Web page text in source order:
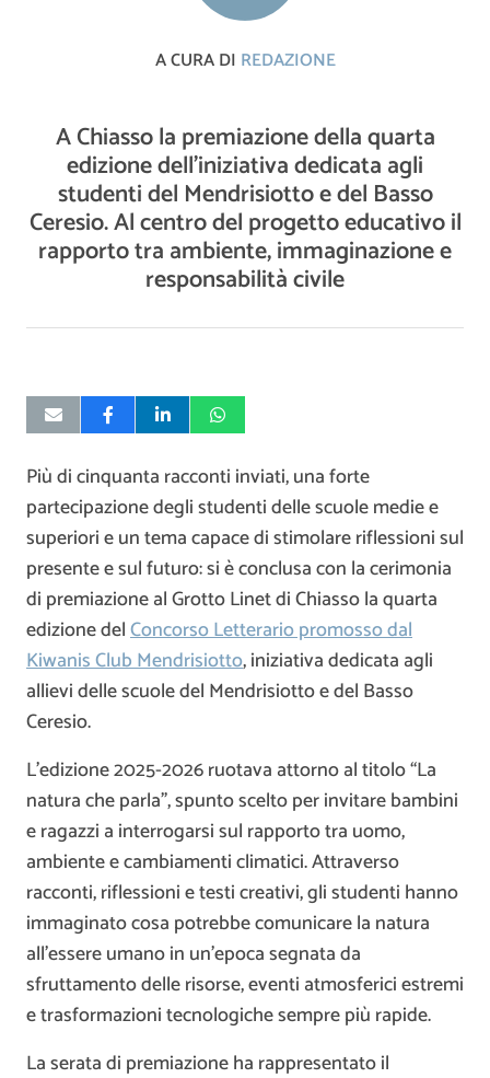
A CURA DI REDAZIONE
A Chiasso la premiazione della quarta
edizione dell’iniziativa dedicata agli
studenti del Mendrisiotto e del Basso
Ceresio. Al centro del progetto educativo il
rapporto tra ambiente, immaginazione e
responsabilità civile
Più di cinquanta racconti inviati, una forte
partecipazione degli studenti delle scuole medie e
superiori e un tema capace di stimolare riflessioni sul
presente e sul futuro: si è conclusa con la cerimonia
di premiazione al Grotto Linet di Chiasso la quarta
edizione delConcorso Letterario promosso dal
Kiwanis Club Mendrisiotto, iniziativa dedicata agli
allievi delle scuole del Mendrisiotto e del Basso
Ceresio.
L’edizione 2025-2026 ruotava attorno al titolo “La
natura che parla”, spunto scelto per invitare bambini
e ragazzi a interrogarsi sul rapporto tra uomo,
ambiente e cambiamenti climatici. Attraverso
racconti, riflessioni e testi creativi, gli studenti hanno
immaginato cosa potrebbe comunicare la natura
all’essere umano in un’epoca segnata da
sfruttamento delle risorse, eventi atmosferici estremi
e trasformazioni tecnologiche sempre più rapide.
La serata di premiazione ha rappresentato il